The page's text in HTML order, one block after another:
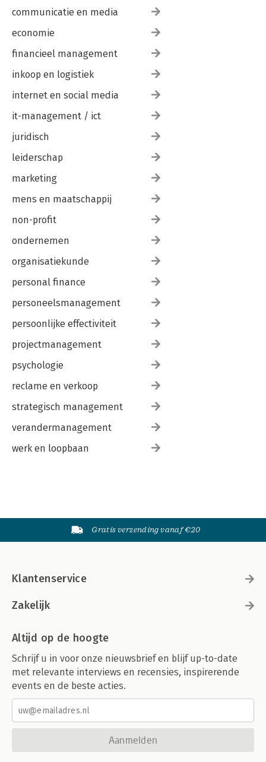
communicatie en media
economie
financieel management
inkoop en logistiek
internet en social media
it-management / ict
juridisch
leiderschap
marketing
mens en maatschappij
non-profit
ondernemen
organisatiekunde
personal finance
personeelsmanagement
persoonlijke effectiviteit
projectmanagement
psychologie
reclame en verkoop
strategisch management
verandermanagement
werk en loopbaan
Gratis verzending vanaf €20
Klantenservice
Zakelijk
Altijd op de hoogte
Schrijf u in voor onze nieuwsbrief en blijf up-to-date
met relevante interviews en recensies, inspirerende
events en de beste acties.
Aanmelden